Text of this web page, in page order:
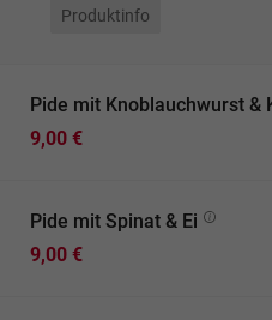
Produktinfo
Pide mit Knoblauchwurst &
9,00 €
Pide mit Spinat & Ei
9,00 €